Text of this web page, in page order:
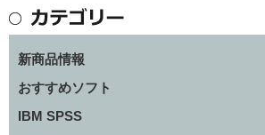
新商品情報
おすすめソフト
IBM SPSS